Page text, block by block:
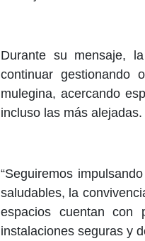
Durante su mensaje,
continuar
mulegina, acercando
incluso las más alejadas.
“Seguiremos
saludables, la
espacios cuentan con
instalaciones seguras y